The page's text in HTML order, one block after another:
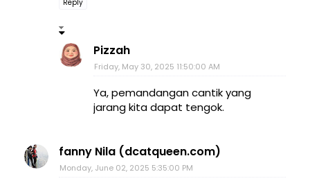
Reply
Pizzah
Friday, May 30, 2025 11:50:00 AM
Ya, pemandangan cantik yang
jarang kita dapat tengok.
fanny Nila (dcatqueen.com)
Monday, June 02, 2025 5:35:00 PM